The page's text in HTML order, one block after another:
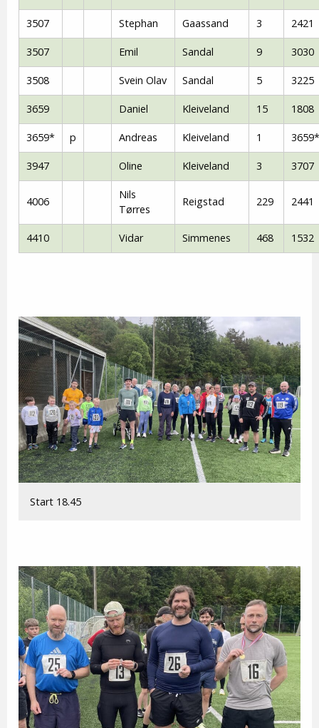
3507 Stephan Gaassand 3 2421
3507 Emil Sandal 9 3030
3508 Svein Olav Sandal 5 3225
3659 Daniel Kleiveland 15 1808
3659* p Andreas Kleiveland 1 3659*
3947 Oline Kleiveland 3 3707
4006
Nils
Tørres
Reigstad 229 2441
4410 Vidar Simmenes 468 1532
Start 18.45